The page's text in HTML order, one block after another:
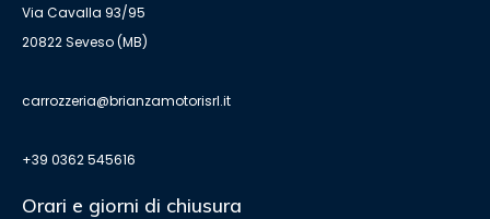
Via Cavalla 93/95
20822 Seveso (MB)
carrozzeria@brianzamotorisrl.it
+39 0362 545616
Orari e giorni di chiusura